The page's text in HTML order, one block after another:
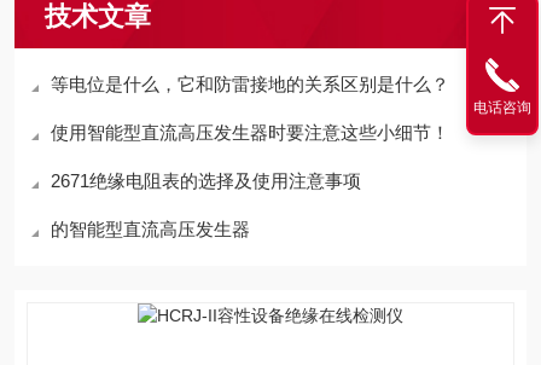
技术文章
等电位是什么，它和防雷接地的关系区别是什么？
使用智能型直流高压发生器时要注意这些小细节！
2671绝缘电阻表的选择及使用注意事项
的智能型直流高压发生器
电话咨询